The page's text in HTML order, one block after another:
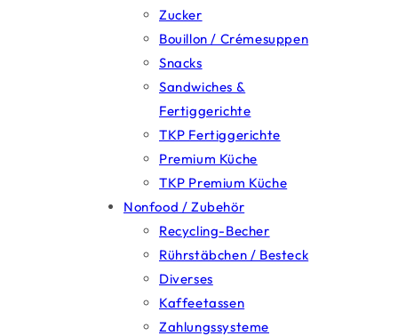
Zucker
Bouillon / Crémesuppen
Snacks
Sandwiches &
Fertiggerichte
TKP Fertiggerichte
Premium Küche
TKP Premium Küche
Nonfood / Zubehör
Recycling-Becher
Rührstäbchen / Besteck
Diverses
Kaffeetassen
Zahlungssysteme